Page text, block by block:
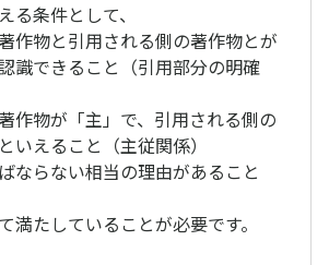
る条件として、
作物と引用される側の著作物とが
識できること（引用部分の明確
作物が「主」で、引用される側の
いえること（主従関係）
ならない相当の理由があること
満たしていることが必要です。